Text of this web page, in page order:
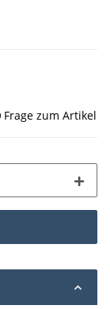
Frage zum Artikel